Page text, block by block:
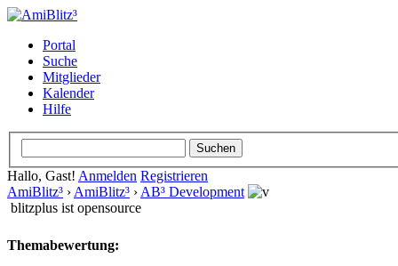
Portal
Suche
Mitglieder
Kalender
Hilfe
Hallo, Gast! Anmelden Registrieren
AmiBlitz³ › AmiBlitz³ › AB³ Development
blitzplus ist opensource
Themabewertung: